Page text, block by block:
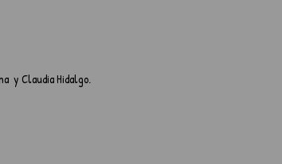
y Claudia Hidalgo.